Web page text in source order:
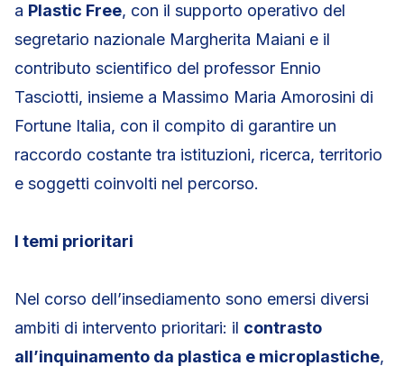
a Plastic Free, con il supporto operativo del
segretario nazionale Margherita Maiani e il
contributo scientifico del professor Ennio
Tasciotti, insieme a Massimo Maria Amorosini di
Fortune Italia, con il compito di garantire un
raccordo costante tra istituzioni, ricerca, territorio
e soggetti coinvolti nel percorso.
I temi prioritari
Nel corso dell’insediamento sono emersi diversi
ambiti di intervento prioritari: il contrasto
all’inquinamento da plastica e microplastiche,